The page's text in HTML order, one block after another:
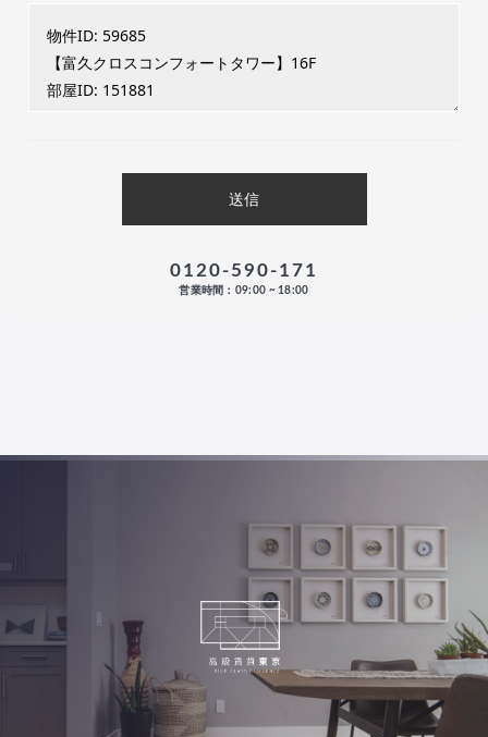
0120-590-171
営業時間：09:00 ~ 18:00